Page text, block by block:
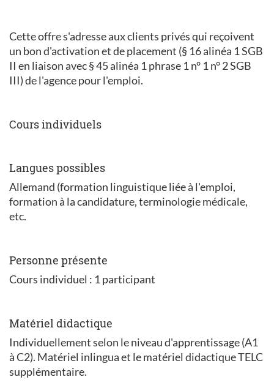
Cette offre s'adresse aux clients privés qui reçoivent
un bon d'activation et de placement (§ 16 alinéa 1 SGB
II en liaison avec § 45 alinéa 1 phrase 1 n° 1 n° 2 SGB
III) de l'agence pour l'emploi.
Cours individuels
Langues possibles
Allemand (formation linguistique liée à l'emploi,
formation à la candidature, terminologie médicale,
etc.
Personne présente
Cours individuel : 1 participant
Matériel didactique
Individuellement selon le niveau d'apprentissage (A1
à C2). Matériel inlingua et le matériel didactique TELC
supplémentaire.